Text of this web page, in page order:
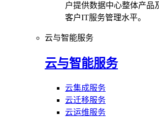
户提供数据中心整体产品
客户IT服务管理水平。
云与智能服务
云与智能服务
云集成服务
云迁移服务
云运维服务